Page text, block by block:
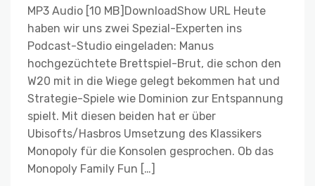
MP3 Audio [10 MB]DownloadShow URL Heute
haben wir uns zwei Spezial-Experten ins
Podcast-Studio eingeladen: Manus
hochgezüchtete Brettspiel-Brut, die schon den
W20 mit in die Wiege gelegt bekommen hat und
Strategie-Spiele wie Dominion zur Entspannung
spielt. Mit diesen beiden hat er über
Ubisofts/Hasbros Umsetzung des Klassikers
Monopoly für die Konsolen gesprochen. Ob das
Monopoly Family Fun […]